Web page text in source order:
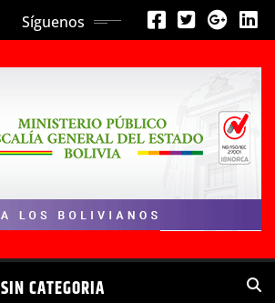
Síguenos
SIN CATEGORIA